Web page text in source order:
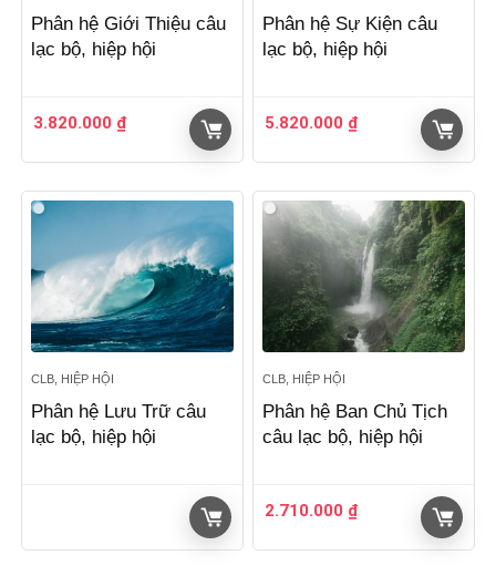
Phân hệ Giới Thiệu câu
lạc bộ, hiệp hội
3.820.000 ₫
Phân hệ Sự Kiện câu
lạc bộ, hiệp hội
5.820.000 ₫
CLB, HIỆP HỘI
Phân hệ Lưu Trữ câu
lạc bộ, hiệp hội
CLB, HIỆP HỘI
Phân hệ Ban Chủ Tịch
câu lạc bộ, hiệp hội
2.710.000 ₫